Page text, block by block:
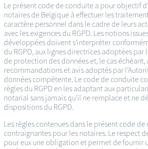
Le présent code de conduite a pour objectif
notaires de Belgique à effectuer les
caractère personnel dans le cadre de leurs
avec les exigences du RGPD. Les notions
développées doivent s’interpréter
du RGPD, aux lignes directrices adoptées
de protection des données et, le cas échéant,
recommandations et avis adoptés par
données compétente. Le code de conduite
règles du RGPD en les adaptant aux
notarial sans jamais qu’il ne remplace et ne
dispositions du RGPD.
Les règles contenues dans le présent code
contraignantes pour les notaires. Le respect
pour eux une obligation et permet de fournir